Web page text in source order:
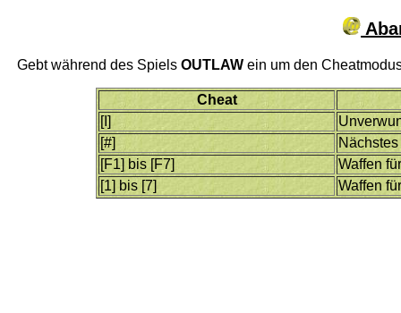
Gebt während des Spiels OUTLAWein um den
Cheat
[I]
[#]
[F1] bis [F7]
Waffen
[1] bis [7]
Waffen